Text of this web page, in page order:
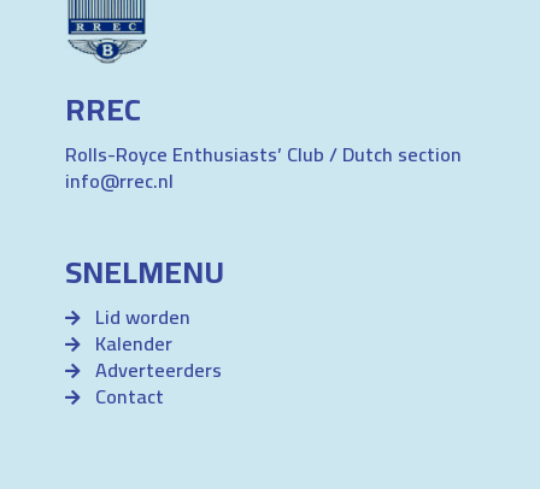
RREC
Rolls-Royce Enthusiasts’ Club / Dutch section
info@rrec.nl
SNELMENU
Lid worden
Kalender
Adverteerders
Contact